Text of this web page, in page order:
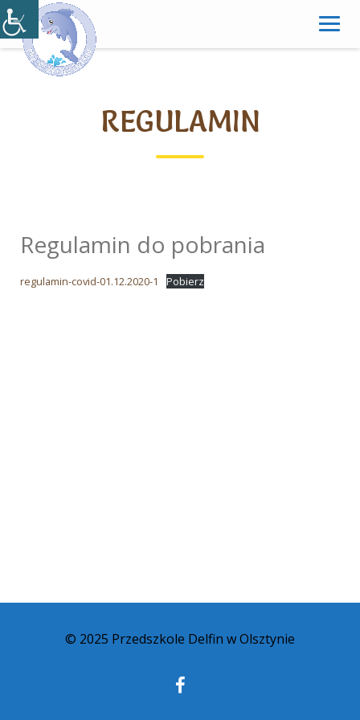
Skip
to
content
REGULAMIN
Regulamin do pobrania
regulamin-covid-01.12.2020-1 Pobierz
© 2025 Przedszkole Delfin w Olsztynie